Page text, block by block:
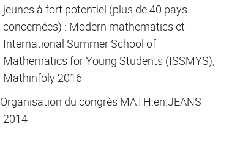
jeunes à fort potentiel (plus de 40 pays
concernées) : Modern mathematics et
International Summer School of
Mathematics for Young Students (ISSMYS),
Mathinfoly 2016
Organisation du congrès MATH.en.JEANS
2014